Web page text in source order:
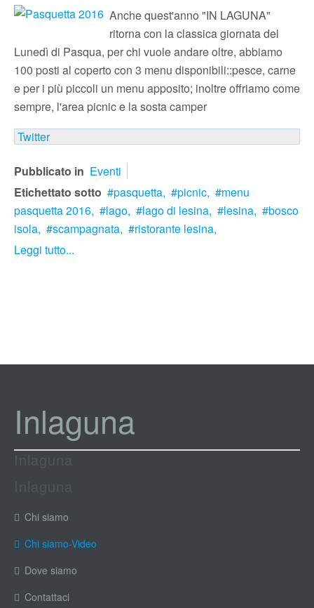
Anche quest'anno "IN LAGUNA"
ritorna con la classica giornata del
Lunedì di Pasqua, per chi vuole andare oltre, abbiamo
100 posti al coperto con 3 menu disponibili::pesce, carne
e per i più piccoli un menu apposito; inoltre offriamo come
sempre, l'area picnic e la sosta camper
Twitter
Pubblicato in Eventi
Etichettato sotto
pasquetta, picnic,
menu
pasquetta 2016,
lago, lago di lesina, lesina,
bosco
isola,
scampagnata,
ristorante lesina,
Leggi tutto...
Inlaguna
Chi siamo
Chi siamo-Video
Dove siamo
Contattaci